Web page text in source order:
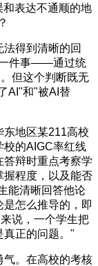
表达不通顺的地
得到清晰的回
一件事——通过统
但这个判断既无
AI"和"被AI替
东地区某211高校
校的AIGC率红线
辩时重点考察学
握程度，以及能否
能清晰回答他论
怎么推导的，即
说，一个学生把
真正的问题。"
气。在高校的考核